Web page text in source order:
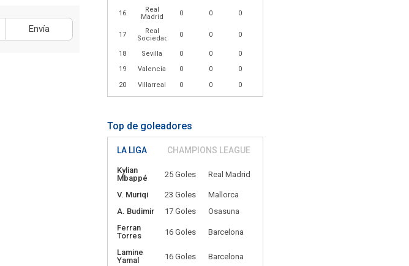
Envía
16
Real
Madrid
0 0 0
17
Real
Sociedad
0 0 0
18 Sevilla 0 0
0
19
Valencia 0 0
0
20
Villarreal 0 0 0
Top de goleadores
LA LIGA CHAMPIONS LEAGUE
Kylian
Mbappé
25 Goles Real Madrid
V. Muriqi 23 Goles
Mallorca
A. Budimir
17 Goles
Osasuna
Ferran
Torres
16 Goles Barcelona
Lamine
Yamal
16 Goles Barcelona